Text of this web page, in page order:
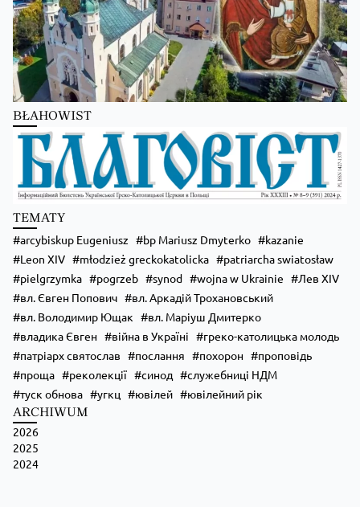
Zobacz na Facebooku · Udostępnij
BŁAHOWIST
TEMATY
arcybiskup Eugeniusz bp Mariusz Dmyterko
kazanie
Leon XIV
młodzież greckokatolicka
patriarcha swiatosław
pielgrzymka
pogrzeb synod wojna w Ukrainie
Лев XIV
вл. Євген Попович
вл. Аркадій Трохановський
вл. Володимир Ющак
вл. Маріуш Дмитерко
владика Євген
війна в Україні
греко-католицька молодь
патріарх святослав
послання похорон
проповідь
проща
реколекції синод
служебниці НДМ
туск обнова
угкц ювілей ювілейний рік
ARCHIWUM
2026
2025
2024